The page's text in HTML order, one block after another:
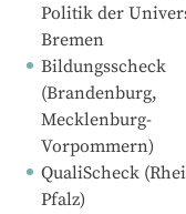
Politik der
Bremen
Bildungsscheck
(Brandenburg,
Mecklenburg-
Vorpommern)
QualiScheck
Pfalz)